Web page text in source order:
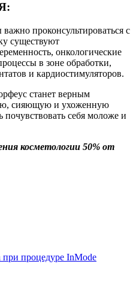
проконсультироваться с
существуют
онкологические
в зоне обработки,
и кардиостимуляторов.
станет верным
сияющую и ухоженную
себя моложе и
косметологии 50% от
при процедуре InMode